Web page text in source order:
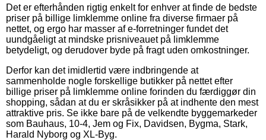
Det er efterhånden rigtig enkelt for enhver at finde de bedste
priser på billige limklemme online fra diverse firmaer på
nettet, og ergo har masser af e-forretninger fundet det
uundgåeligt at mindske prisniveauet på limklemme
betydeligt, og derudover byde på fragt uden omkostninger.
Derfor kan det imidlertid være indbringende at
sammenholde nogle forskellige butikker på nettet efter
billige priser på limklemme online forinden du færdiggør din
shopping, sådan at du er skråsikker på at indhente den mest
attraktive pris. Se ikke bare på de velkendte byggemarkeder
som Bauhaus, 10-4, Jem og Fix, Davidsen, Bygma, Stark,
Harald Nyborg og XL-Byg.